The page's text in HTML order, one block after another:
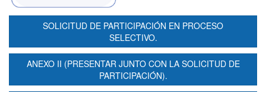
SOLICITUD DE PARTICIPACIÓN EN PROCESO
SELECTIVO.
ANEXO II (PRESENTAR JUNTO CON LA SOLICITUD DE
PARTICIPACIÓN).